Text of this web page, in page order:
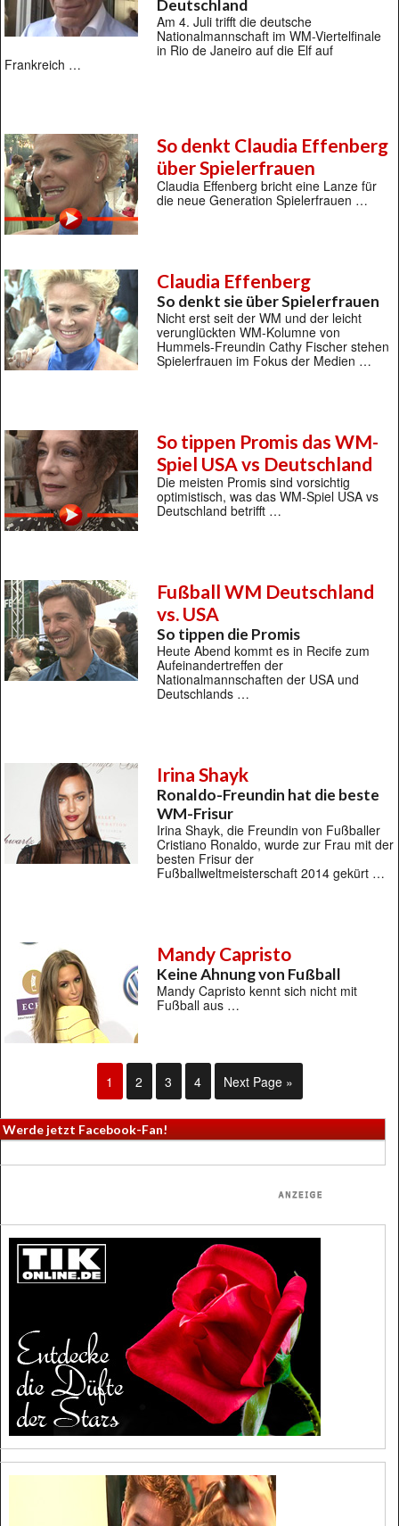
Deutschland
Am 4. Juli trifft die deutsche
Nationalmannschaft im WM-Viertelfinale
in Rio de Janeiro auf die Elf auf
Frankreich …
So denkt Claudia Effenberg
über Spielerfrauen
Claudia Effenberg bricht eine Lanze für
die neue Generation Spielerfrauen …
Claudia Effenberg
So denkt sie über Spielerfrauen
Nicht erst seit der WM und der leicht
verunglückten WM-Kolumne von
Hummels-Freundin Cathy Fischer stehen
Spielerfrauen im Fokus der Medien …
So tippen Promis das WM-
Spiel USA vs Deutschland
Die meisten Promis sind vorsichtig
optimistisch, was das WM-Spiel USA vs
Deutschland betrifft …
Fußball WM Deutschland
vs. USA
So tippen die Promis
Heute Abend kommt es in Recife zum
Aufeinandertreffen der
Nationalmannschaften der USA und
Deutschlands …
Irina Shayk
Ronaldo-Freundin hat die beste
WM-Frisur
Irina Shayk, die Freundin von Fußballer
Cristiano Ronaldo, wurde zur Frau mit der
besten Frisur der
Fußballweltmeisterschaft 2014 gekürt …
Mandy Capristo
Keine Ahnung von Fußball
Mandy Capristo kennt sich nicht mit
Fußball aus …
1 2 3 4 Next Page »
Werde jetzt Facebook-Fan!